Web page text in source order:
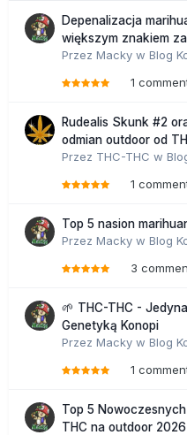
Depenalizacja
większym znakiem
Przez Macky w Blog
1
Rudealis Skunk #2
odmian outdoor od
Przez THC-THC w
1
Top 5 nasion
Przez Macky w Blog
3
🌱 THC-THC -
Genetyką Konopi
Przez Macky w Blog
1
Top 5
THC na outdoor 2026